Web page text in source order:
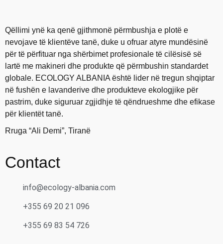
Qëllimi ynë ka qenë gjithmonë përmbushja e plotë e
nevojave të klientëve tanë, duke u ofruar atyre mundësinë
për të përfituar nga shërbimet profesionale të cilësisë së
lartë me makineri dhe produkte që përmbushin standardet
globale. ECOLOGY ALBANIA është lider në tregun shqiptar
në fushën e lavanderive dhe produkteve ekologjike për
pastrim, duke siguruar zgjidhje të qëndrueshme dhe efikase
për klientët tanë.
Rruga “Ali Demi”, Tiranë
Contact
info@ecology-albania.com
+355 69 20 21 096
+355 69 83 54 726